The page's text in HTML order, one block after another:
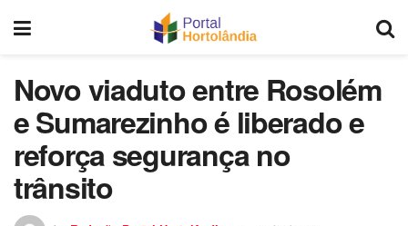
Novo viaduto entre Rosolém
e Sumarezinho é liberado e
reforça segurança no
trânsito